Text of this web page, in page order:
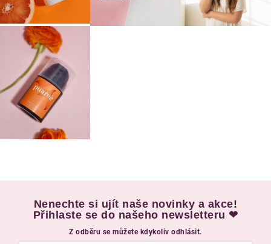
Nenechte si ujít naše novinky a akce!
Přihlaste se do našeho newsletteru ❤
Z odběru se můžete kdykoliv odhlásit.